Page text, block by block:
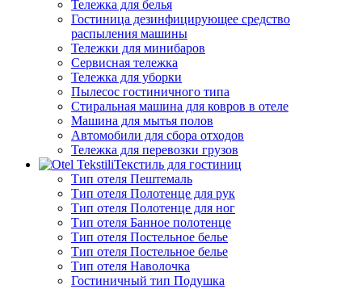
Тележка для белья
Гостиница дезинфицирующее средство
распыления машины
Тележки для минибаров
Сервисная тележка
Тележка для уборки
Пылесос гостиничного типа
Стиральная машина для ковров в отеле
Машина для мытья полов
Автомобили для сбора отходов
Тележка для перевозки грузов
Текстиль для гостиниц
Тип отеля Пештемаль
Тип отеля Полотенце для рук
Тип отеля Полотенце для ног
Тип отеля Банное полотенце
Тип отеля Постельное белье
Тип отеля Постельное белье
Тип отеля Наволочка
Гостиничный тип Подушка